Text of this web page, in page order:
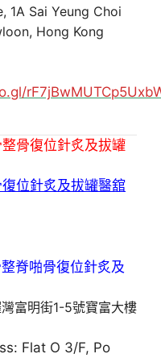
1A Sai Yeung Choi
Hong Kong
骨復位針炙及拔罐
位針炙及拔罐醫舘
富明街1-5號寶富大樓
Flat O 3/F, Po